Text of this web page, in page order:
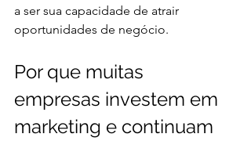
a ser sua capacidade de atrair
oportunidades de negócio.
Por que muitas
empresas investem em
marketing e continuam